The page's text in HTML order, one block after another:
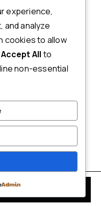
GROZAM
NORĒĶINI
ATMAKSAS
UN
ATGRIEŠANAS
POLITIKA
UN
NOSACĪJUMI
experience,
and analyze
cookies to allow
Accept Allto
non-essential